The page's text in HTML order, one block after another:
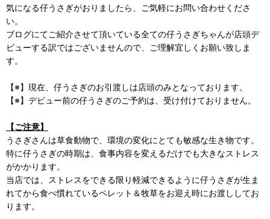
気になる仔うさぎがおりましたら、ご気軽にお問い合わせくださ
い。
ブログにてご紹介させて頂いている全ての仔うさぎちゃんが店頭デ
ビューする訳ではございませんので、ご理解宜しくお願い致しま
す。
【※】現在、仔うさぎのお引渡しは店頭のみとなっております。
【※】デビュー前の仔うさぎのご予約は、受け付けておりません。
【ご注意】
うさぎさんは草食動物で、環境の変化にとても敏感な生き物です。
特に仔うさぎの時期は、食事内容を変えるだけでも大きなストレス
がかかります。
当店では、ストレスをできる限り軽減できるように仔うさぎが生ま
れてから食べ慣れているペレット＆牧草をお迎え時にお渡ししてお
ります。